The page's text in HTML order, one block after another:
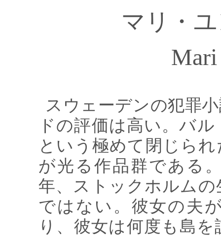
マリ・
スウェーデンの犯罪
ドの評価は高い。バ
という極めて閉じら
が光る作品群である
年、ストックホルム
ではない。彼女の夫
り、彼女は何度も島